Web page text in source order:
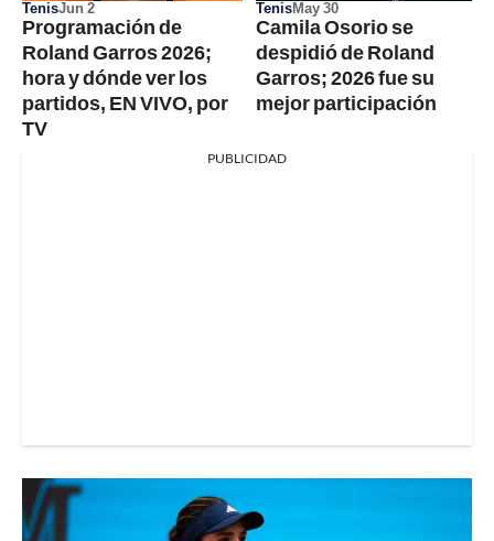
TenisJun 2
Programación de
Roland Garros 2026;
hora y dónde ver los
partidos, EN VIVO, por
TV
TenisMay 30
Camila Osorio se
despidió de Roland
Garros; 2026 fue su
mejor participación
PUBLICIDAD